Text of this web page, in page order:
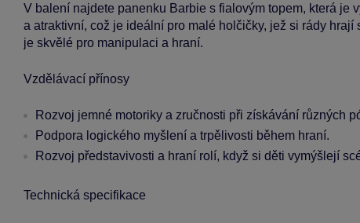
V balení najdete panenku Barbie s fialovým topem, která je
a atraktivní, což je ideální pro malé holčičky, jež si rády
je skvělé pro manipulaci a hraní.
Vzdělávací přínosy
Rozvoj jemné motoriky a zručnosti při získávání různých
Podpora logického myšlení a trpělivosti během hraní.
Rozvoj představivosti a hraní rolí, když si děti vymýšlejí
Technická specifikace